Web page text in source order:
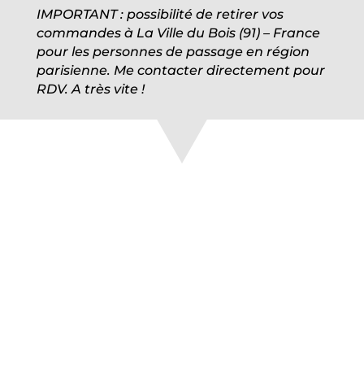
IMPORTANT : possibilité de retirer vos
commandes à La Ville du Bois (91) – France
pour les personnes de passage en région
parisienne. Me contacter directement pour
RDV. A très vite !